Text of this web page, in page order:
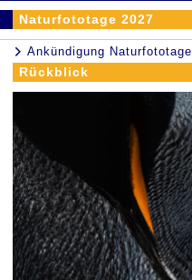
Naturfototage 2027
Ankündigung Naturfototage
Rückblick